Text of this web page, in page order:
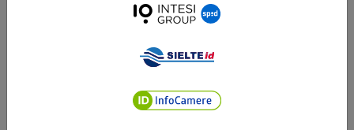
Intesi
Group
Sielte
ID
InfocamereID